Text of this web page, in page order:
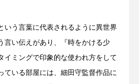
いう言葉に代表されるように異世界
言い伝えがあり、『時をかける少
イミングで印象的な使われ方をして
ている部屋には、細田守監督作品に